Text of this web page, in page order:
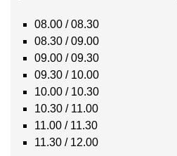
08.00 / 08.30
08.30 / 09.00
09.00 / 09.30
09.30 / 10.00
10.00 / 10.30
10.30 / 11.00
11.00 / 11.30
11.30 / 12.00